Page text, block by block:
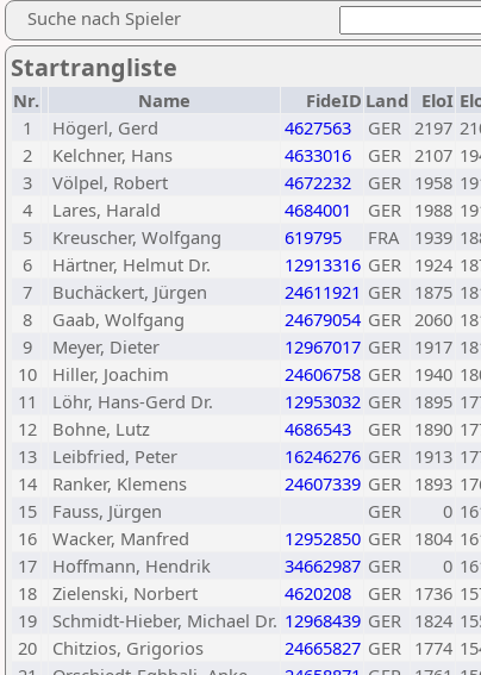
Suche nach Spieler
Startrangliste
Nr. Name FideID Land EloI
1
Högerl, Gerd 4627563 GER 2197
2
Kelchner, Hans 4633016 GER 2107
3
Völpel, Robert 4672232 GER 1958
4
Lares, Harald 4684001 GER 1988
5
Kreuscher, Wolfgang 619795 FRA 1939
6
Härtner, Helmut Dr. 12913316 GER 1924
7
Buchäckert, Jürgen 24611921 GER 1875
8
Gaab, Wolfgang 24679054 GER 2060
9
Meyer, Dieter 12967017 GER 1917
10
Hiller, Joachim 24606758 GER 1940
11
Löhr, Hans-Gerd Dr. 12953032 GER 1895
12
Bohne, Lutz 4686543 GER 1890
13
Leibfried, Peter 16246276 GER 1913
14
Ranker, Klemens 24607339 GER 1893
15
Fauss, Jürgen GER 0
16
Wacker, Manfred 12952850 GER 1804
17
Hoffmann, Hendrik 34662987 GER 0
18
Zielenski, Norbert 4620208 GER 1736
19
Schmidt-Hieber, Michael Dr. 12968439 GER 1824
20
Chitzios, Grigorios 24665827 GER 1774